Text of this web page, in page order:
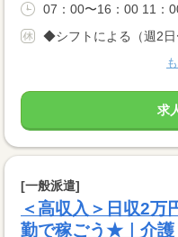
07：00〜16：00 11：
◆シフトによる（週2日
求
[一般派遣]
＜高収入＞日収2万
勤で稼ごう★｜介護